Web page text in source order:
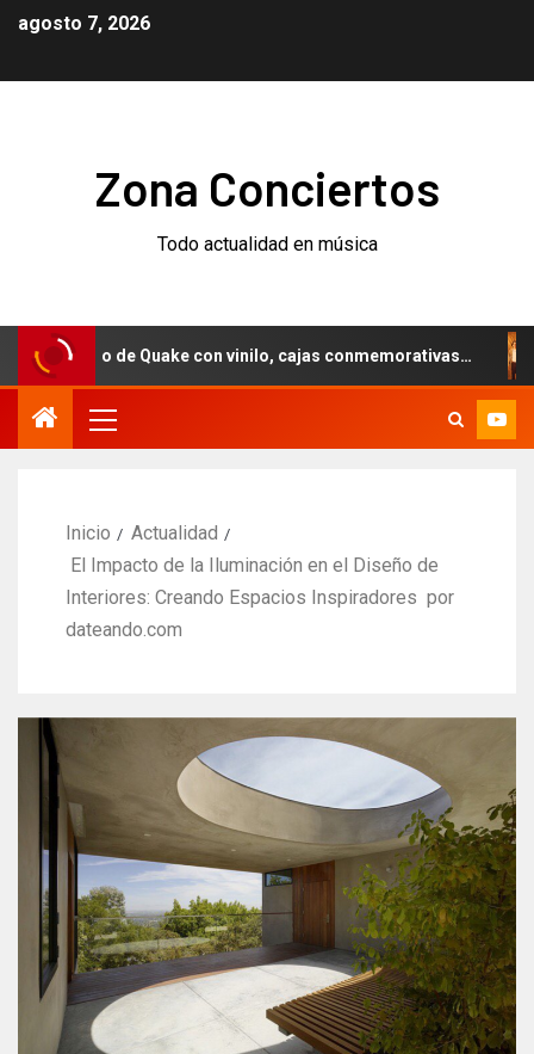
agosto 7, 2026
Zona Conciertos
Todo actualidad en música
de Quake con vinilo, cajas conmemorativas…
Inicio
Actualidad
El Impacto de la Iluminación en el Diseño de
Interiores: Creando Espacios Inspiradores por
dateando.com